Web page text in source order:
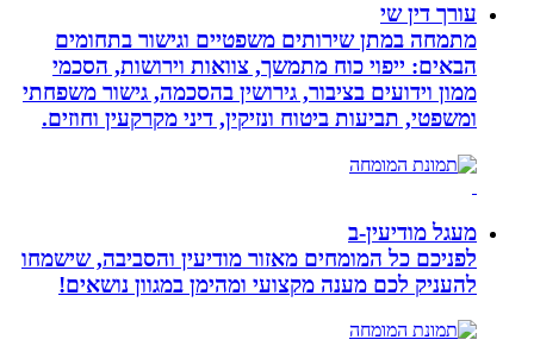
עורך דין שי
מתמחה במתן שירותים משפטיים וגישור בתחומים
הבאים: ייפוי כוח מתמשך, צוואות וירושות, הסכמי
ממון וידועים בציבור, גירושין בהסכמה, גישור משפחתי
ומשפטי, תביעות ביטוח ונזיקין, דיני מקרקעין וחוזים.
מעגל מודיעין-ב
לפניכם כל המומחים מאזור מודיעין והסביבה, שישמחו
להעניק לכם מענה מקצועי ומהימן במגוון נושאים!